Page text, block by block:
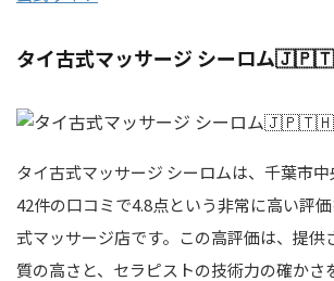
タイ古式マッサージ シーロム
タイ古式マッサージ シーロムは、千葉市中
42件の口コミで4.8点という非常に高い評
式マッサージ店です。この高評価は、提供
質の高さと、セラピストの技術力の確かさ